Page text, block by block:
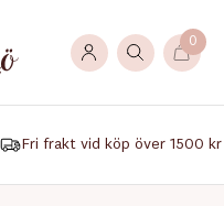
0
Fri frakt vid köp över 1500 kr